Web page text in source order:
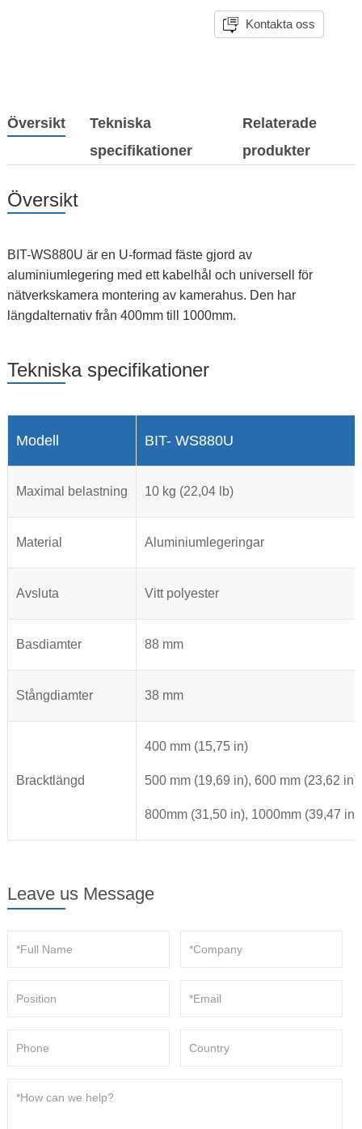
Kontakta oss
Översikt
Tekniska
specifikationer
Relaterade
produkter
Översikt
BIT-WS880U är en U-formad fäste gjord av
aluminiumlegering med ett kabelhål och universell för
nätverkskamera montering av kamerahus. Den har
längdalternativ från 400mm till 1000mm.
Tekniska specifikationer
Modell BIT- WS880U
Maximal belastning 10 kg (22,04 lb)
Material Aluminiumlegeringar
Avsluta Vitt polyester
Basdiamter 88 mm
Stångdiamter 38 mm
Bracktlängd
400 mm (15,75 in)
500 mm (19,69 in), 600 mm (23,62 in)
800mm (31,50 in), 1000mm (39,47 in)
Leave us Message